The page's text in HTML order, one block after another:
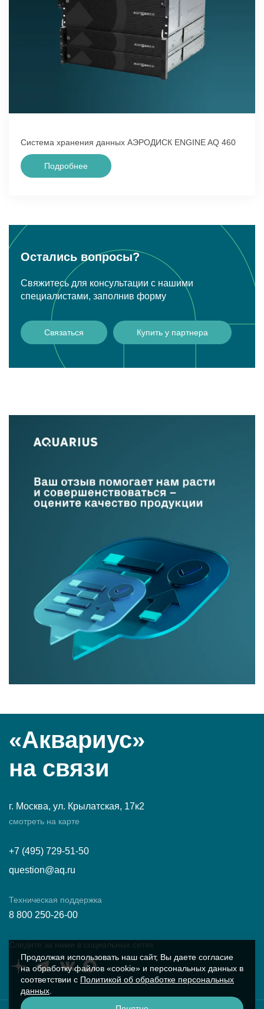
Система хранения данных АЭРОДИСК ENGINE AQ 460
Подробнее
Остались вопросы?
Свяжитесь для консультации с нашими
специалистами, заполнив форму
Связаться Купить у партнера
«Аквариус»
на связи
г. Москва, ул. Крылатская, 17к2
смотреть на карте
+7 (495) 729-51-50
question@aq.ru
Техническая поддержка
8 800 250-26-00
Следите за нами в социальных сетях
Продолжая использовать наш сайт, Вы даете согласие
на обработку файлов «cookie» и персональных данных в
соответствии с Политикой об обработке персональных
данных